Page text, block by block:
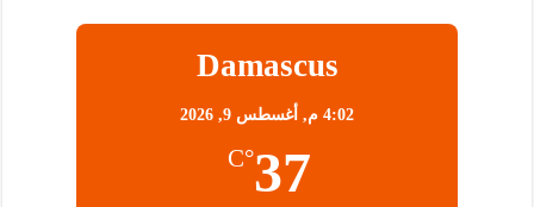
Damascus
4:02 م, أغسطس 9, 2026
37
°C